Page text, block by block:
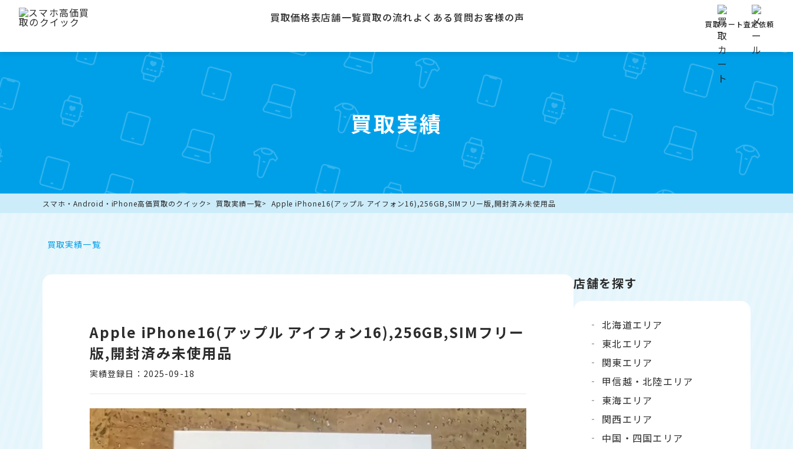
買取価格表店舗一覧買取の流れよくある質問お客様の声 買取カート査定依頼
買取実績
スマホ・Android・iPhone高価買取のクイック 買取実績一覧 Apple iPhone16(アップル アイフォン16),256GB,SIMフリー版,開封済み未使用品
買取実績一覧
Apple iPhone16(アップル アイフォン16),256GB,SIMフリー
版,開封済み未使用品
実績登録日：2025-09-18
店舗を探す
北海道エリア
東北エリア
関東エリア
甲信越・北陸エリア
東海エリア
関西エリア
中国・四国エリア